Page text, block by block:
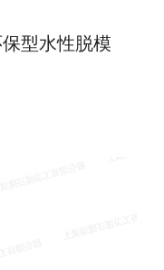
型水性脱模